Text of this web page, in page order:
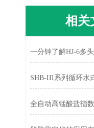
相关
一分钟了解HJ-6多
全自动高锰酸盐指